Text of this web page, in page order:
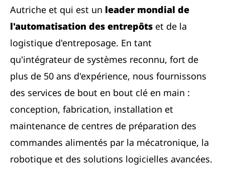
Autriche et qui est un leader mondial de
l'automatisation des entrepôts et de la
logistique d'entreposage. En tant
qu'intégrateur de systèmes reconnu, fort de
plus de 50 ans d'expérience, nous fournissons
des services de bout en bout clé en main :
conception, fabrication, installation et
maintenance de centres de préparation des
commandes alimentés par la mécatronique, la
robotique et des solutions logicielles avancées.